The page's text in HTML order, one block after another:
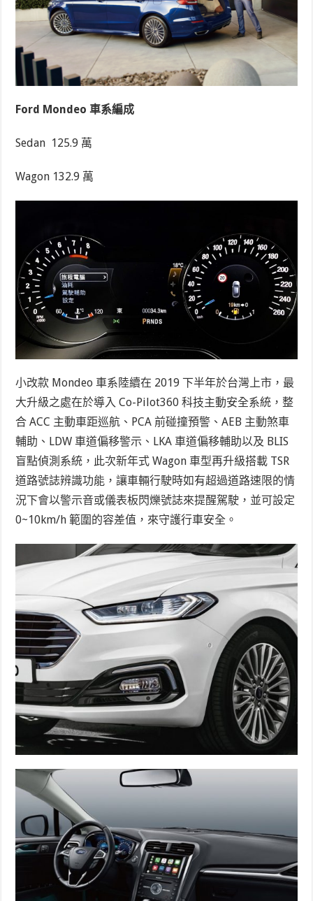
Ford Mondeo 車系編成
Sedan 125.9 萬
Wagon 132.9 萬
小改款 Mondeo 車系陸續在 2019 下半年於台灣上市，最
大升級之處在於導入 Co-Pilot360 科技主動安全系統，整
合 ACC 主動車距巡航、PCA 前碰撞預警、AEB 主動煞車
輔助、LDW 車道偏移警示、LKA 車道偏移輔助以及 BLIS
盲點偵測系統，此次新年式 Wagon 車型再升級搭載 TSR
道路號誌辨識功能，讓車輛行駛時如有超過道路速限的情
況下會以警示音或儀表板閃爍號誌來提醒駕駛，並可設定
0~10km/h 範圍的容差值，來守護行車安全。